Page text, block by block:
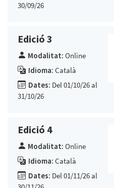
30/09/26
Edició 3
Modalitat: Online
Idioma: Català
Dates: Del 01/10/26 al
31/10/26
Edició 4
Modalitat: Online
Idioma: Català
Dates: Del 01/11/26 al